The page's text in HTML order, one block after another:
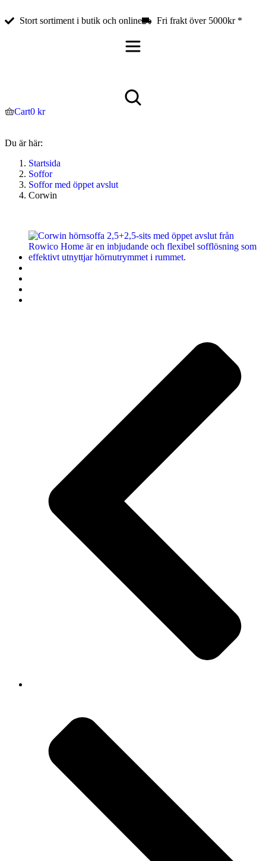
Stort sortiment i butik och online Fri frakt över 5000kr *
Cart0 kr
Du är här:
Startsida
Soffor
Soffor med öppet avslut
Corwin